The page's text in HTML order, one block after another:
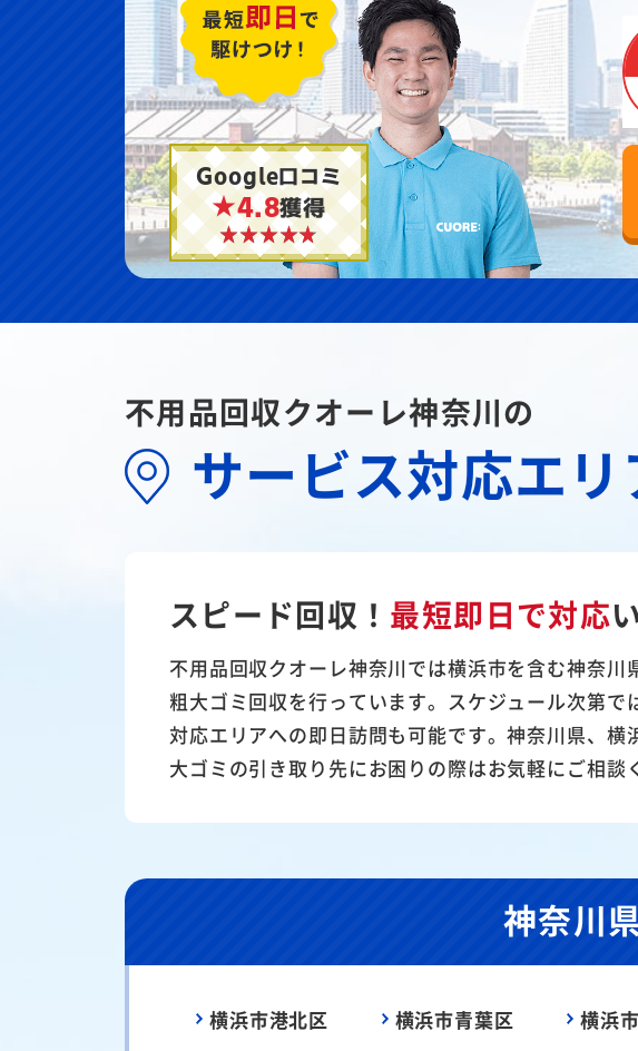
Google口コミ
★4.8獲得
不用品回収クオーレ神奈川の
サービス対応エリ
スピード回収！ 最短即日で対応
不用品回収クオーレ神奈川では横浜市を含む神奈川
粗大ゴミ回収を行っています。スケジュール次第で
対応エリアへの即日訪問も可能です。神奈川県、横
大ゴミの引き取り先にお困りの際はお気軽にご相談
神奈川
横浜市港北区 横浜市青葉区 横浜